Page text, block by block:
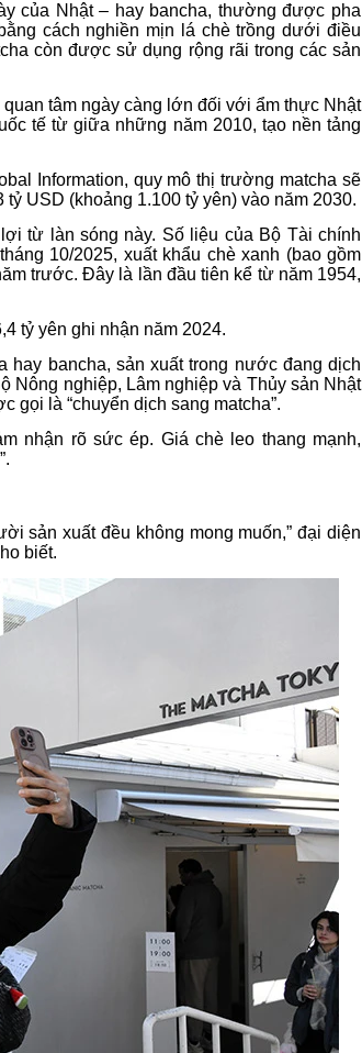
của Nhật – hay bancha, thường được pha
cách nghiền mịn lá chè trồng dưới điều
còn được sử dụng rộng rãi trong các sản
tâm ngày càng lớn đối với ẩm thực Nhật
tế từ giữa những năm 2010, tạo nền tảng
Information, quy mô thị trường matcha sẽ
USD (khoảng 1.100 tỷ yên) vào năm 2030.
từ làn sóng này. Số liệu của Bộ Tài chính
10/2025, xuất khẩu chè xanh (bao gồm
trước. Đây là lần đầu tiên kể từ năm 1954,
tỷ yên ghi nhận năm 2024.
hay bancha, sản xuất trong nước đang dịch
Nông nghiệp, Lâm nghiệp và Thủy sản Nhật
gọi là “chuyển dịch sang matcha”.
nhận rõ sức ép. Giá chè leo thang mạnh,
sản xuất đều không mong muốn,” đại diện
biết.